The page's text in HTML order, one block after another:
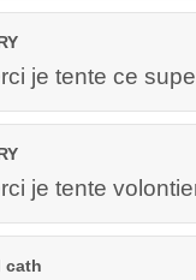
je tente ce
je tente
cath